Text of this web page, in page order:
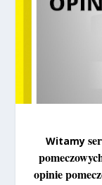
Witamy
opinie